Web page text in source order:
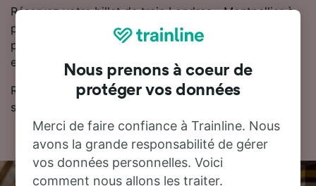
Réservez votre billet de train Londres - Montpellier à
partir de 182.47 CHF. En réservant à l'avance, vous
pouvez faire des économies sur le prix des billets
entre Londres et Montpellier.
Retrouvez les horaires et les billets de train pas chers
sur notre planificateur de voyage.
Nous prenons à coeur de
protéger vos données
Merci de faire confiance à Trainline. Nous
avons la grande responsabilité de gérer
vos données personnelles. Voici
comment nous allons les traiter.